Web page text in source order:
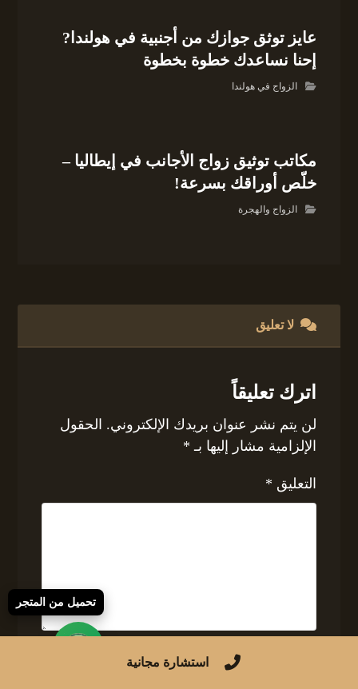
عايز توثق جوازك من أجنبية في هولندا?
إحنا نساعدك خطوة بخطوة
الزواج في هولندا
مكاتب توثيق زواج الأجانب في إيطاليا –
خلّص أوراقك بسرعة!
الزواج والهجرة
لا تعليق
اترك تعليقاً
لن يتم نشر عنوان بريدك الإلكتروني. الحقول
الإلزامية مشار إليها بـ *
التعليق *
استشارة مجانية
تحميل من المتجر